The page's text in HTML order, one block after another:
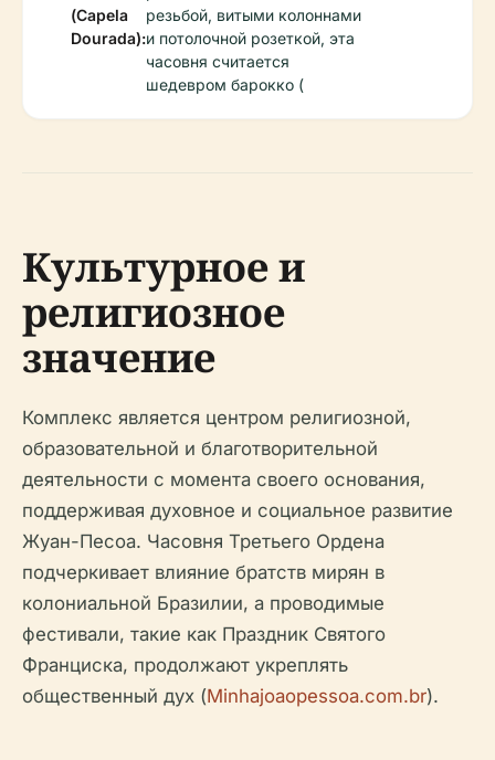
(Capela
Dourada):
резьбой, витыми колоннами
и потолочной розеткой, эта
часовня считается
шедевром барокко (
Культурное и
религиозное
значение
Комплекс является центром религиозной,
образовательной и благотворительной
деятельности с момента своего основания,
поддерживая духовное и социальное развитие
Жуан-Песоа. Часовня Третьего Ордена
подчеркивает влияние братств мирян в
колониальной Бразилии, а проводимые
фестивали, такие как Праздник Святого
Франциска, продолжают укреплять
общественный дух (Minhajoaopessoa.com.br).